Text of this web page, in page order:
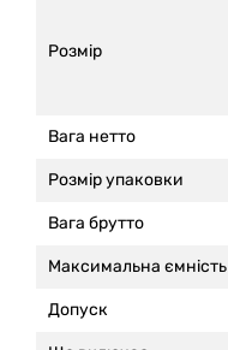
Розмір
Вага нетто
Розмір упаковки
Вага брутто
Максимальна ємність
Допуск